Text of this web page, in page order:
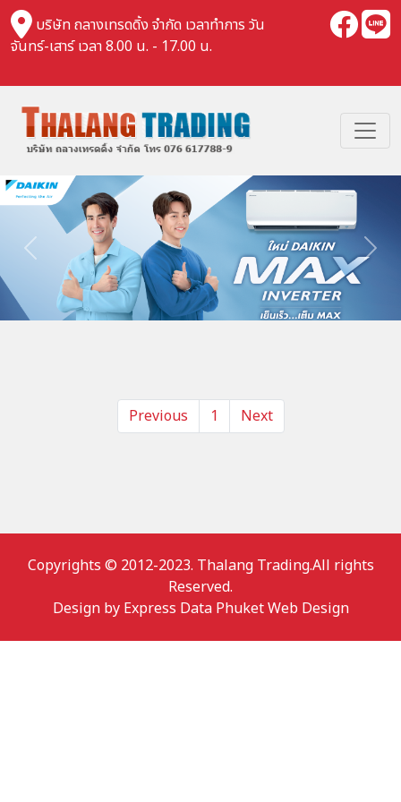
บริษัท ถลางเทรดดิ้ง จำกัด เวลาทำการ วัน
จันทร์-เสาร์ เวลา 8.00 น. - 17.00 น.
Previous Next
Previous 1 Next
Copyrights © 2012-2023. Thalang Trading.All rights
Reserved.
Design by Express Data Phuket Web Design